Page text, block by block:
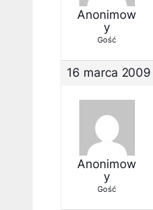
Anonimow
y
Gość
16 marca
Anonimow
y
Gość